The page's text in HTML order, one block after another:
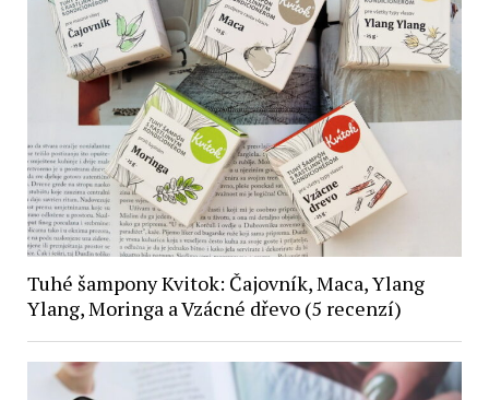
Tuhé šampony Kvitok: Čajovník, Maca, Ylang
Ylang, Moringa a Vzácné dřevo (5 recenzí)